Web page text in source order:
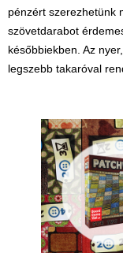
pénzért szerezhetünk
szövetdarabot
későbbiekben. Az
legszebb takaróval